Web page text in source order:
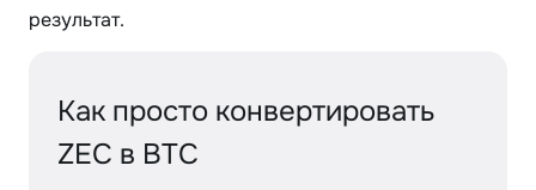
результат.
Как просто конвертировать
ZEC в BTC